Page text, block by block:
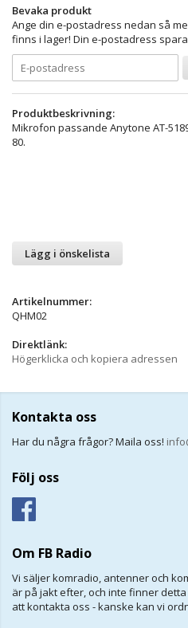
Bevaka produkt
Ange din e-postadress nedan så
finns i lager! Din e-postadress
Produktbeskrivning:
Mikrofon passande Anytone AT-
80.
Lägg i önskelista
Artikelnummer:
QHM02
Direktlänk:
Högerklicka och kopiera adressen
Kontakta oss
Har du några frågor? Maila oss!
Följ oss
Om FB Radio
Vi säljer komradio, antenner och
är på jakt efter, och inte finner
att kontakta oss - kanske kan vi